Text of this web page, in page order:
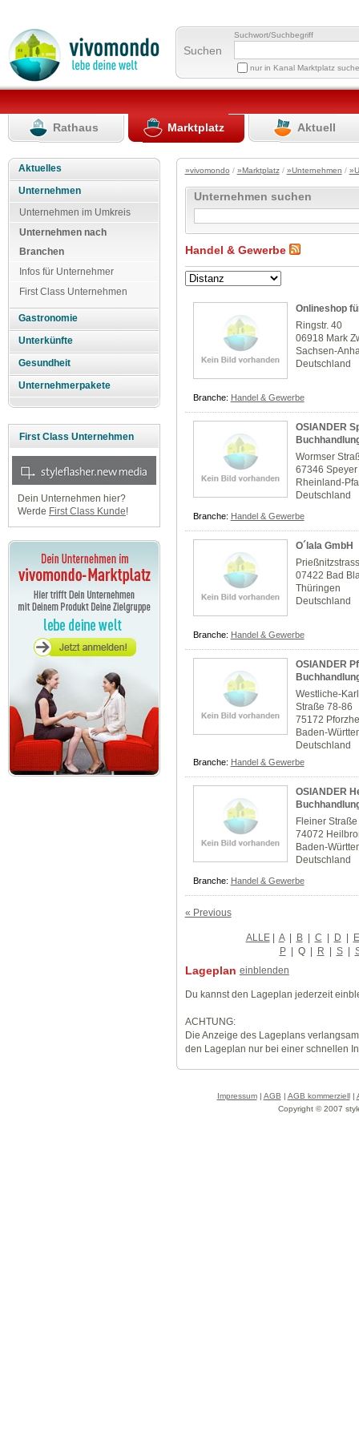
Suchen
Suchwort/Suchbegriff
nur in Kanal Marktplatz
Rathaus Marktplatz Aktuell
Aktuelles
Unternehmen
Unternehmen im Umkreis
Unternehmen nach
Branchen
Infos für Unternehmer
First Class Unternehmen
Gastronomie
Unterkünfte
Gesundheit
Unternehmerpakete
First Class Unternehmen
Dein Unternehmen hier?
Werde First Class Kunde!
»vivomondo / »Marktplatz/ »Unternehmen /
Unternehmen suchen
Handel & Gewerbe
Onlineshop
Ringstr. 40
06918 Mark
Sachsen-
Deutschland
Branche: Handel & Gewerbe
OSIANDER
Wormser
67346 Speyer
Rheinland-
Deutschland
Branche: Handel & Gewerbe
O´lala GmbH
07422 Bad
Thüringen
Deutschland
Branche: Handel & Gewerbe
OSIANDER
Westliche-
Straße 78-86
75172
Baden-
Deutschland
Branche: Handel & Gewerbe
OSIANDER
Fleiner
74072
Baden-
Deutschland
Branche: Handel & Gewerbe
« Previous
ALLE| A | B | C | D | E
P | Q | R | S |
Lageplan einblenden
Du kannst den Lageplan jederzeit
ACHTUNG:
Die Anzeige des Lageplans
den Lageplan nur bei einer schnellen
Impressum| AGB | AGB kommerziell|
Copyright © 2007